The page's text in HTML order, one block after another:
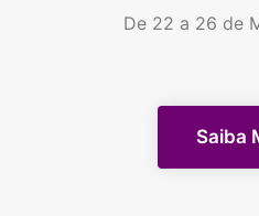
De 22 a 26 de
Saiba